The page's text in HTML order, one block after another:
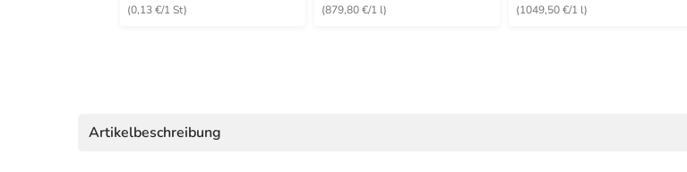
(0,13 €/1 St) (879,80 €/1 l) (1049,50 €/1 l)
Artikelbeschreibung